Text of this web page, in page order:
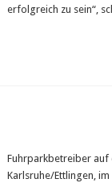
erfolgreich zu sein“,
Fuhrparkbetreiber auf
Karlsruhe/Ettlingen,